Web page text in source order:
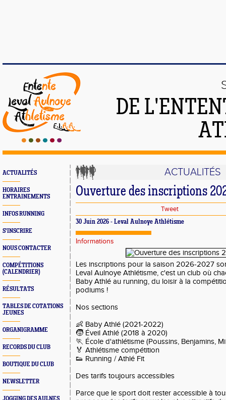
DE
ACTUALITÉS
HORAIRES
ENTRAINEMENTS
INFOS RUNNING
S'INSCRIRE
NOUS CONTACTER
COMPÉTITIONS
(CALENDRIER)
RÉSULTATS
TABLES DE COTATIONS
JEUNES
ORGANIGRAMME
RECORDS DU CLUB
BOUTIQUE DU CLUB
NEWSLETTER
ACTUALITÉS
Ouverture des inscriptions
Tweet
30 Juin 2026 - Leval Aulnoye Athlétisme
Informations
Les inscriptions pour la saison 2026-2027
Leval Aulnoye Athlétisme, c'est un club où
Baby Athlé au running, du loisir à la
podiums !
Nos sections
👶 Baby Athlé (2021-2022)
🧒 Éveil Athlé (2018 à 2020)
🏃 École d'athlétisme (Poussins, Benjamins,
🏅 Athlétisme compétition
👟 Running / Athlé Fit
Des tarifs toujours accessibles
Parce que le sport doit rester accessible à